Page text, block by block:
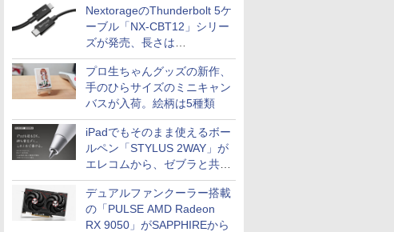
NextorageのThunderbolt 5ケ
ーブル「NX-CBT12」シリー
ズが発売、長さは
30cm/50cm/1mの3種類
プロ生ちゃんグッズの新作、
手のひらサイズのミニキャン
バスが入荷。絵柄は5種類
iPadでもそのまま使えるボー
ルペン「STYLUS 2WAY」が
エレコムから、ゼブラと共同
開発
デュアルファンクーラー搭載
の「PULSE AMD Radeon
RX 9050」がSAPPHIREから